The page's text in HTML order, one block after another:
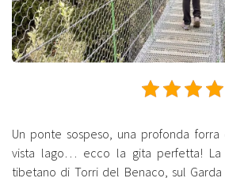
Un ponte sospeso, una profonda
vista lago… ecco la gita perfetta! La
tibetano di Torri del Benaco, sul